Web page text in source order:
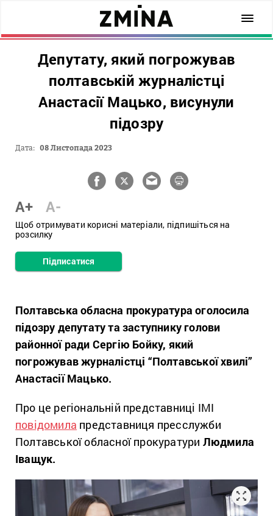
Депутату, який погрожував
полтавській журналістці
Анастасії Мацько, висунули
підозру
Дата: 08 Листопада 2023
A+ A-
Щоб отримувати корисні матеріали, підпишіться на
розсилку
Підписатися
Полтавська обласна прокуратура оголосила
підозру депутату та заступнику голови
районної ради Сергію Бойку, який
погрожував журналістці “Полтавської хвилі”
Анастасії Мацько.
Про це регіональній представниці ІМІ
повідомила представниця пресслужби
Полтавської обласної прокуратури Людмила
Іващук.